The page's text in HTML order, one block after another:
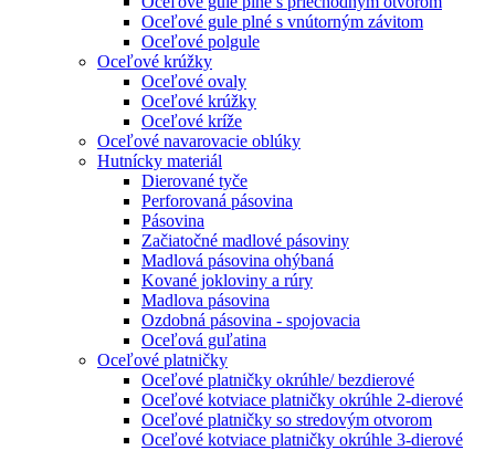
Oceľové gule plné s vnútorným závitom
Oceľové polgule
Oceľové krúžky
Oceľové ovaly
Oceľové krúžky
Oceľové kríže
Oceľové navarovacie oblúky
Hutnícky materiál
Dierované tyče
Perforovaná pásovina
Pásovina
Začiatočné madlové pásoviny
Madlová pásovina ohýbaná
Kované jokloviny a rúry
Madlova pásovina
Ozdobná pásovina - spojovacia
Oceľová guľatina
Oceľové platničky
Oceľové platničky okrúhle/ bezdierové
Oceľové kotviace platničky okrúhle 2-dierové
Oceľové platničky so stredovým otvorom
Oceľové kotviace platničky okrúhle 3-dierové